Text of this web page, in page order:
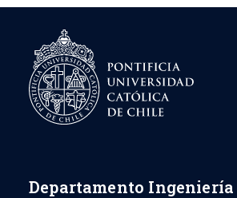
Departamento